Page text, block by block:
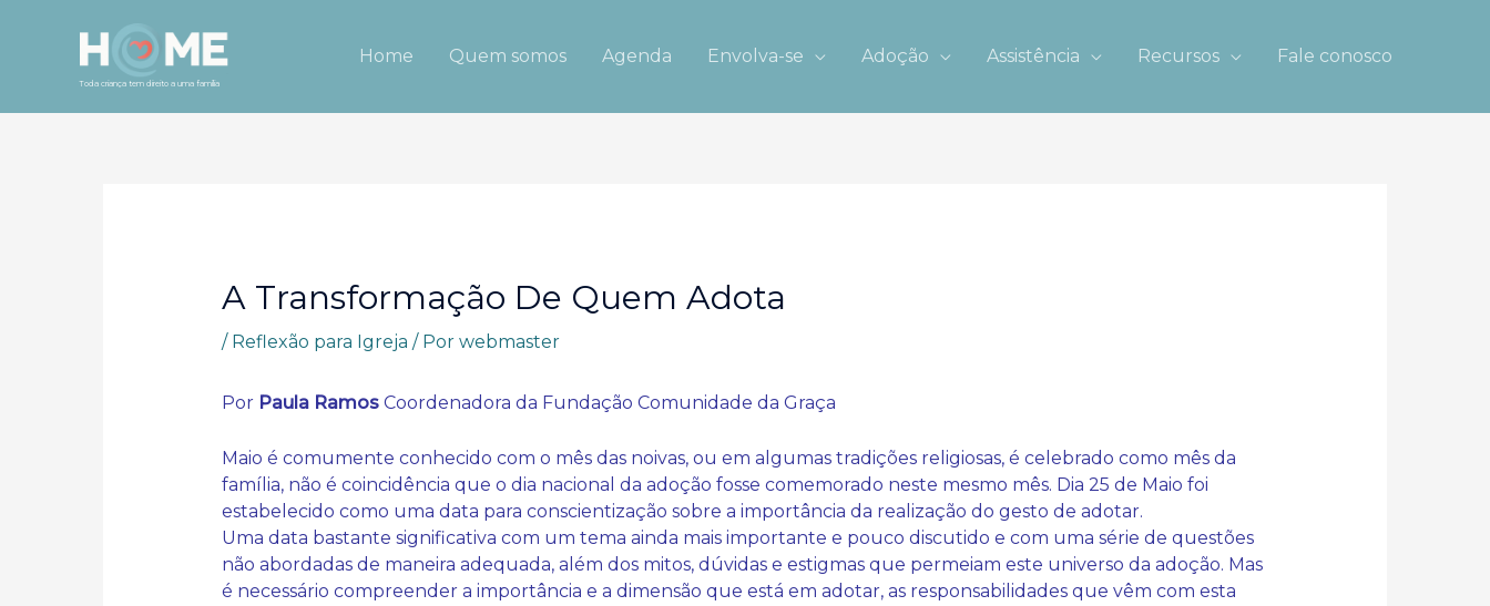
conteúdoToda criança tem direito a uma família
Home Quem somos Agenda Envolva-se Adoção Assistência Recursos Fale conosco
A Transformação De Quem Adota
/ Reflexão para Igreja / Por webmaster
Por Paula RamosCoordenadora da Fundação Comunidade da Graça
Maio é comumente conhecido com o mês das noivas, ou em algumas tradições religiosas, é celebrado como mês da
família, não é coincidência que o dia nacional da adoção fosse comemorado neste mesmo mês. Dia 25 de Maio foi
estabelecido como uma data para conscientização sobre a importância da realização do gesto de adotar.
Uma data bastante significativa com um tema ainda mais importante e pouco discutido e com uma série de questões
não abordadas de maneira adequada, além dos mitos, dúvidas e estigmas que permeiam este universo da adoção. Mas
é necessário compreender a importância e a dimensão que está em adotar, as responsabilidades que vêm com esta